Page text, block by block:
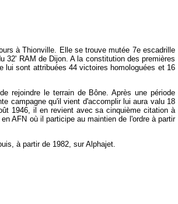
à Thionville. Elle se trouve mutée 7e escadrille
32' RAM de Dijon. A la constitution des premières
lui sont attribuées 44 victoires homologuées et 16
rejoindre le terrain de Bône. Après une période
campagne qu'il vient d'accomplir lui aura valu 18
1946, il en revient avec sa cinquième citation à
AFN où il participe au maintien de l'ordre à partir
à partir de 1982, sur Alphajet.